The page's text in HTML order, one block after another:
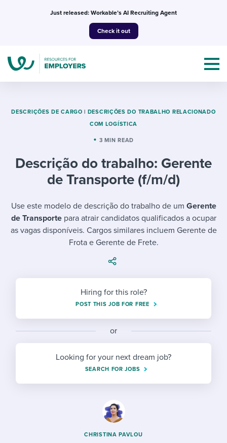
Just released: Workable’s AI Recruiting Agent
Check it out
Topics
Mobilizing AI in my work
Evaluating candidates
Working together with others
Maintaining hiring pipelines
Developing & retaining people
Ensuring compliance
Finding and attracting people
Establishing an employer brand
Candidate/employee experiences
Templates & Guides
I WANT...
Job description templates
Policy templates
Onboarding checklists
Step-by-step tutorials
Free ebooks & reports
HR terms
I’m a jobseeker
I WANT TO LEARN ABOUT...
Pay & benefits
Career development
Modern working life
Overall career resources
Attend webinars & events
Workable customer stories
Explore Workable
Request a demo
Start a free trial
DESCRIÇÕES DE CARGO | DESCRIÇÕES DO TRABALHO RELACIONADO
COM LOGÍSTICA
3 MIN READ
Descrição do trabalho: Gerente
de Transporte (f/m/d)
Use este modelo de descrição do trabalho de um Gerente
de Transportepara atrair candidatos qualificados a ocupar
as vagas disponíveis. Cargos similares incluem Gerente de
Frota e Gerente de Frete.
Hiring for this role?
POST THIS JOB FOR FREE
or
Looking for your next dream job?
SEARCH FOR JOBS
CHRISTINA PAVLOU